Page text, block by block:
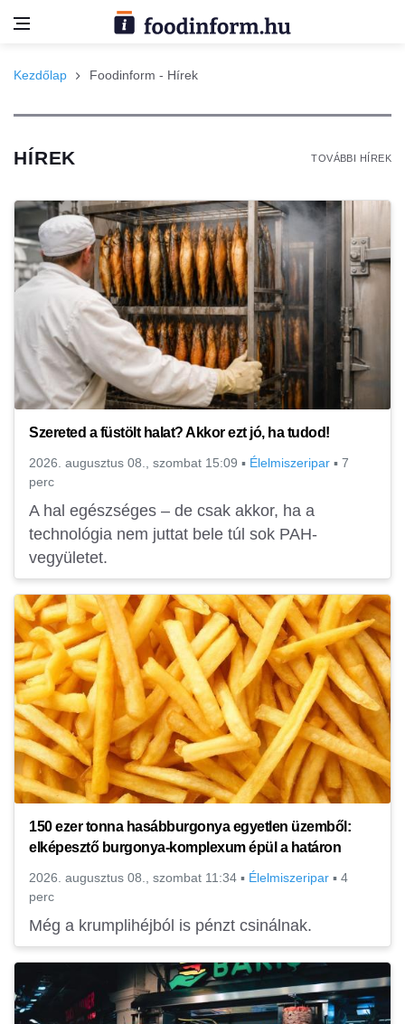
Kezdőlap Foodinform - Hírek
HÍREK TOVÁBBI HÍREK
Szereted a füstölt halat? Akkor ezt jó, ha tudod!
2026. augusztus 08., szombat 15:09 ▪ Élelmiszeripar ▪ 7
perc
A hal egészséges – de csak akkor, ha a
technológia nem juttat bele túl sok PAH-
vegyületet.
150 ezer tonna hasábburgonya egyetlen üzemből:
elképesztő burgonya-komplexum épül a határon
2026. augusztus 08., szombat 11:34 ▪ Élelmiszeripar ▪ 4
perc
Még a krumplihéjból is pénzt csinálnak.